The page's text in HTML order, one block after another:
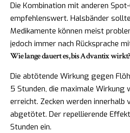
Die Kombination mit anderen
empfehlenswert. Halsbänder
Medikamente können meist
jedoch immer nach Rücksprache
Wie lange dauert es, bis Advantix wirkt?
Die abtötende Wirkung gegen
5 Stunden, die maximale Wirkung
erreicht. Zecken werden innerhalb
abgetötet. Der repellierende
Stunden ein.